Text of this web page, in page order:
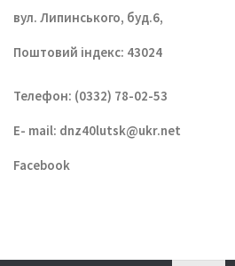
вул. Липинського, буд.6,
Поштовий індекс: 43024
Телефон: (0332) 78-02-53
E- mail: dnz40lutsk@ukr.net
Facebook